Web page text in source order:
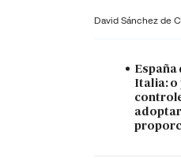
David Sánchez de
Italia: o